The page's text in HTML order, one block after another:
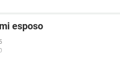
esposo